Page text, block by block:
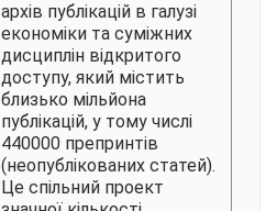
архів публікацій в галузі
економіки та суміжних
дисциплін відкритого
доступу, який містить
близько мільйона
публікацій, у тому числі
440000 препринтів
(неопублікованих статей).
Це спільний проект